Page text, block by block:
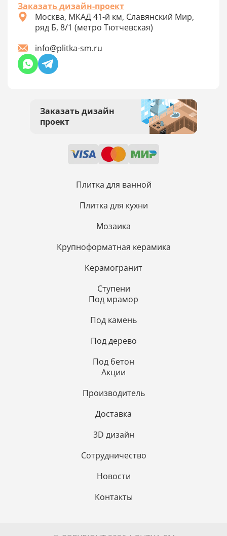
Плитка для ванной
Плитка для кухни
Мозаика
Крупноформатная керамика
Керамогранит
Ступени
Под мрамор
Под камень
Под дерево
Под бетон
Акции
Производитель
Доставка
3D дизайн
Сотрудничество
Новости
Контакты
Заказать дизайн
проект
Заказать дизайн-проект
Москва, МКАД 41-й км, Славянский Мир,
ряд Б, 8/1 (метро Тютчевская)
info@plitka-sm.ru